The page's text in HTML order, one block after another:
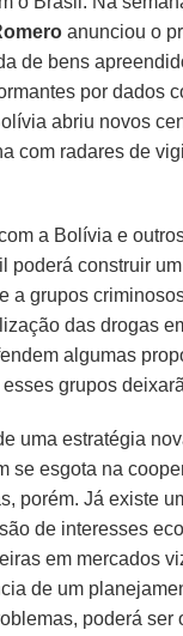
anunciou o
de bens
por dados
abriu novos
com radares de
a Bolívia e
poderá construir
a grupos
das drogas
algumas
grupos
uma estratégia
se esgota na
porém. Já existe
de interesses
em mercados
de um
poderá ser